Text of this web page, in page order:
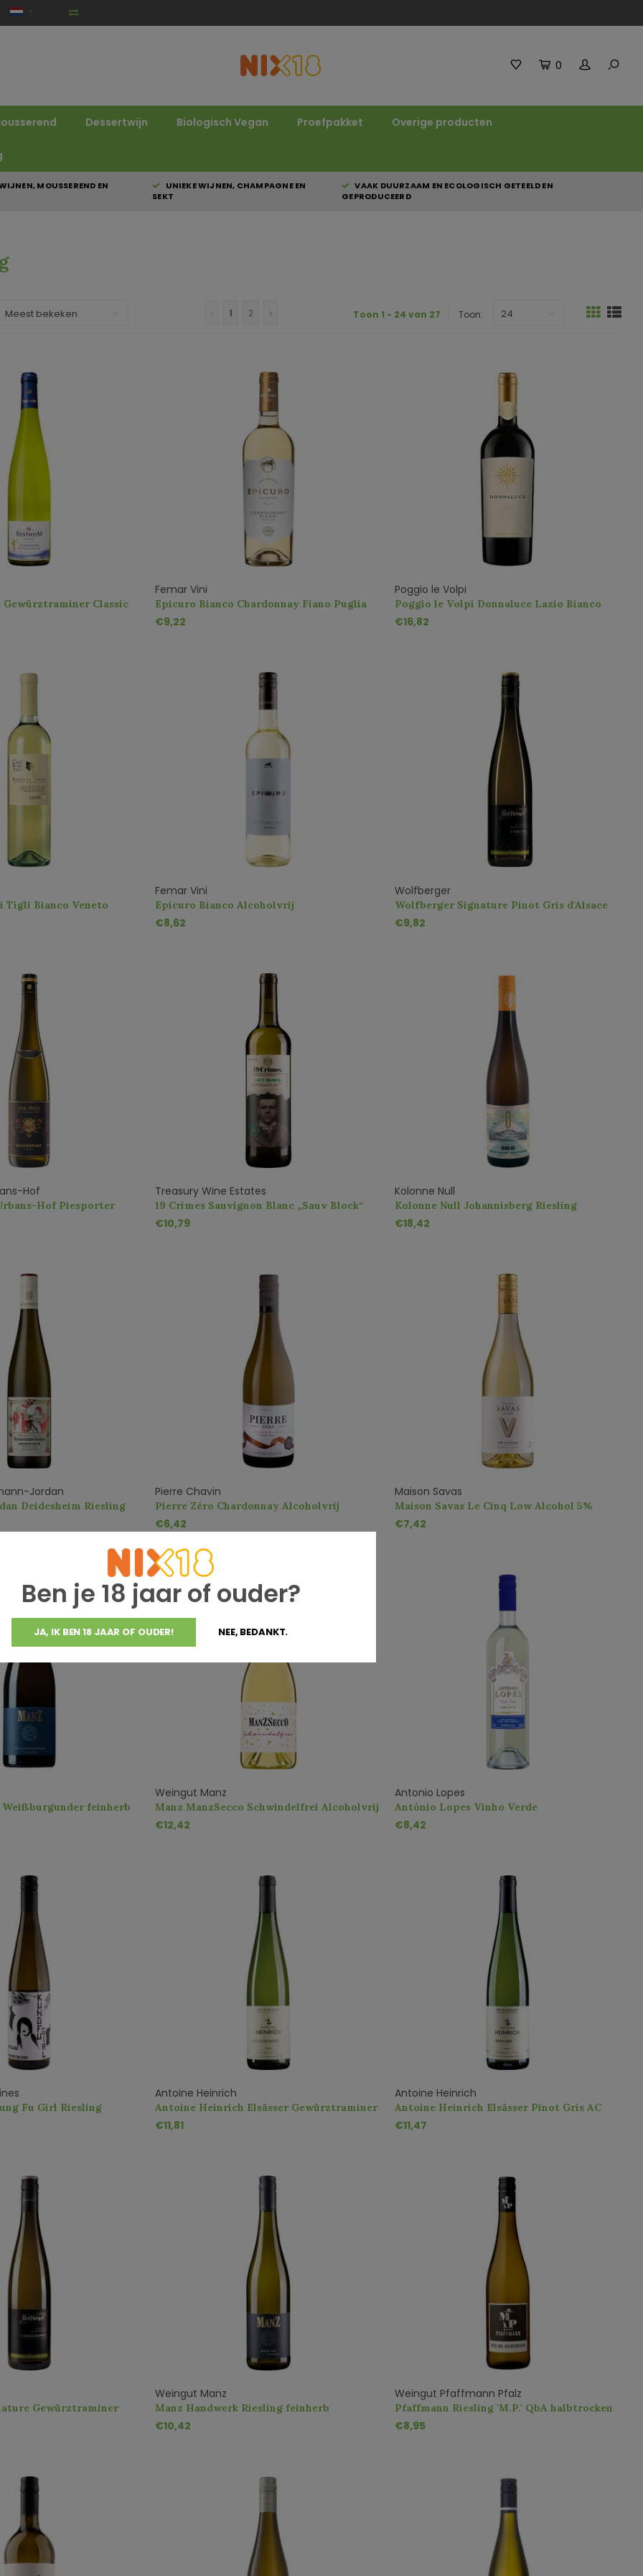
0
Dessertwijn Biologisch Vegan Proefpakket Overige producten
MOUSSEREND EN
UNIEKE WIJNEN, CHAMPAGNE EN
SEKT
VAAK DUURZAAM EN ECOLOGISCH GETEELD EN
GEPRODUCEERD
Ben je 18 jaar of ouder?
JA, IK BEN 18 JAAR OF OUDER! NEE, BEDANKT.
Meest bekeken 1 2 Toon 1 - 24 van 27 Toon: 24
Gewürztraminer Classic
Femar Vini
Epicuro Bianco Chardonnay Fiano Puglia
IGT
€9,22
Poggio le Volpi
Poggio le Volpi Donnaluce Lazio Bianco
€16,82
Tigli Bianco Veneto
Femar Vini
Epicuro Bianco Alcoholvrij
€8,62
Wolfberger
Wolfberger Signature Pinot Gris d'Alsace
AOC
€9,82
Hof
Hof Piesporter
Treasury Wine Estates
19 Crimes Sauvignon Blanc „Sauv Block“
€10,79
Kolonne Null
Kolonne Null Johannisberg Riesling
Gelblack Alcoholvrij
€18,42
Jordan
Deidesheim Riesling
Pierre Chavin
Pierre Zéro Chardonnay Alcoholvrij
€6,42
Maison Savas
Maison Savas Le Cinq Low Alcohol 5%
€7,42
Weißburgunder feinherb
Weingut Manz
Manz ManzSecco Schwindelfrei Alcoholvrij
€12,42
Antonio Lopes
António Lopes Vinho Verde
€8,42
Fu Girl Riesling
Antoine Heinrich
Antoine Heinrich Elsässer Gewürztraminer
AC
€11,81
Antoine Heinrich
Antoine Heinrich Elsässer Pinot Gris AC
€11,47
Gewürztraminer
Weingut Manz
Manz Handwerk Riesling feinherb
€10,42
Weingut Pfaffmann Pfalz
Pfaffmann Riesling 'M.P.' QbA halbtrocken
€8,95